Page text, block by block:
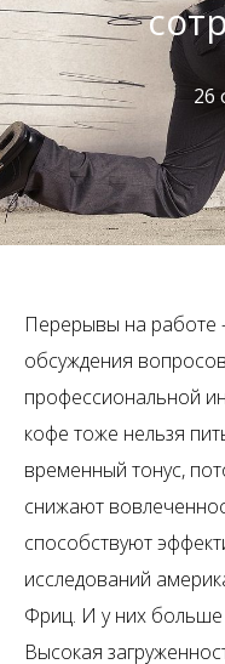
26
Перерывы на работе
обсуждения
профессиональной
кофе тоже нельзя
временный тонус,
снижают
способствуют
исследований
Фриц. И у них больше
Высокая